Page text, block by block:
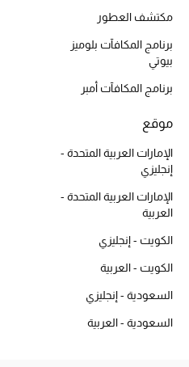
المكياج
العناية بالبشرة
مستحضرات العناية
مستحضرات الاستحمام والعناية بالجسم
العناية بالشعر
الصحة والعافية
مجموعة الجمال
الجمال في بلوميز
مكتشف العطور
برنامج المكافآت بلوميز
بيوتي
برنامج المكافآت أمبر
موقع
الإمارات العربية المتحدة -
إنجليزي
الإمارات العربية المتحدة -
العربية
الكويت - إنجليزي
الكويت - العربية
السعودية - إنجليزي
السعودية - العربية